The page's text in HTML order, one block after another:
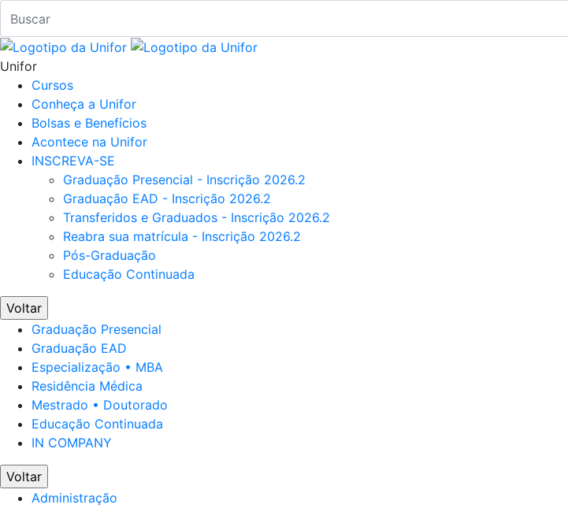
Unifor
Cursos
Conheça a Unifor
Bolsas e Benefícios
Acontece na Unifor
INSCREVA-SE
Graduação Presencial - Inscrição 2026.2
Graduação EAD - Inscrição 2026.2
Transferidos e Graduados - Inscrição 2026.2
Reabra sua matrícula - Inscrição 2026.2
Pós-Graduação
Educação Continuada
Voltar
Graduação Presencial
Graduação EAD
Especialização • MBA
Residência Médica
Mestrado • Doutorado
Educação Continuada
IN COMPANY
Voltar
Administração